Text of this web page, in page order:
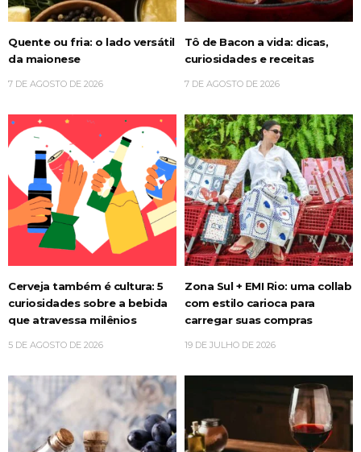
Quente ou fria: o lado versátil
da maionese
7 DE AGOSTO DE 2026
Tô de Bacon a vida: dicas,
curiosidades e receitas
7 DE AGOSTO DE 2026
Cerveja também é cultura: 5
curiosidades sobre a bebida
que atravessa milênios
5 DE AGOSTO DE 2026
Zona Sul + EMI Rio: uma collab
com estilo carioca para
carregar suas compras
19 DE JULHO DE 2026